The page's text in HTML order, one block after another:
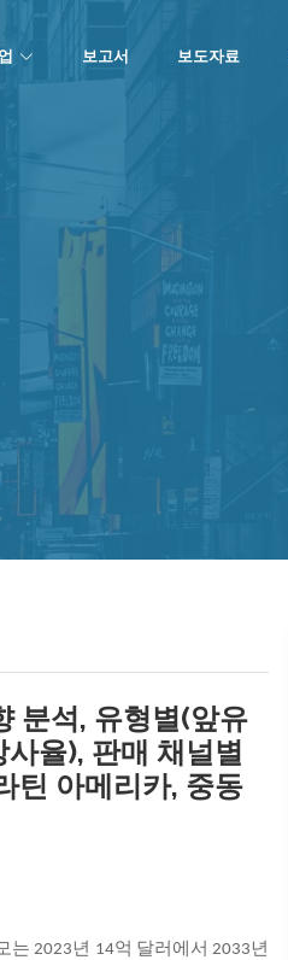
보고서 보도자료
분석, 유형별(앞유
율), 판매 채널별
틴 아메리카, 중동
는 2023년 14억 달러에서 2033년